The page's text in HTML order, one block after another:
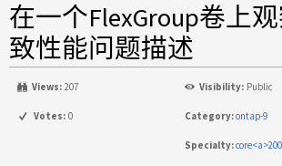
在一个FlexGroup卷上
致性能问题描述
Views: 207 Visibility: Public
Votes: 0 Category:ontap-9
Specialty: